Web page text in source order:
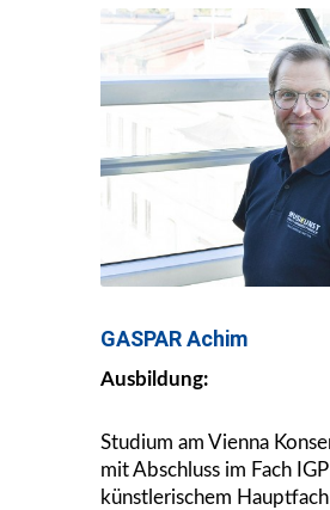
GASPAR Achim
Ausbildung:
Studium am Vienna
mit Abschluss im Fach
künstlerischem Hauptfach